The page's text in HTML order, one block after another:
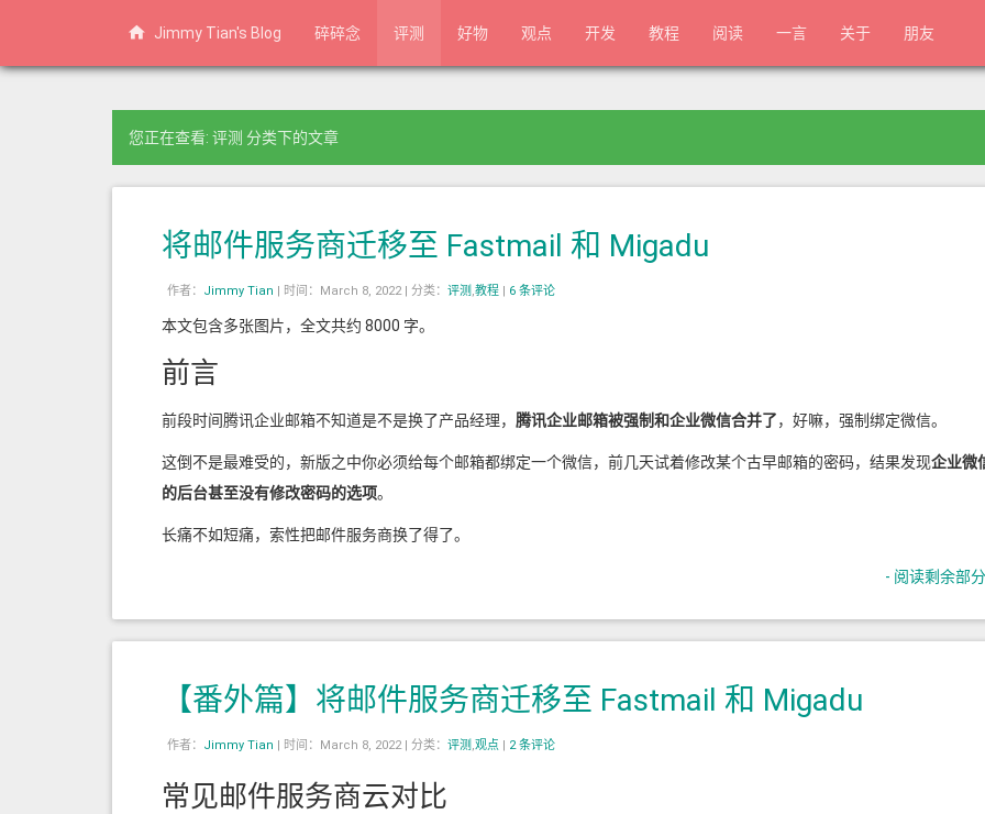
Jimmy Tian's Blog 碎碎念 评测 好物 观点 开发 教程 阅读 一言 关于 朋友
您正在查看: 评测 分类下的文章
将邮件服务商迁移至 Fastmail 和 Migadu
作者： Jimmy Tian | 时间：March 8, 2022 | 分类： 评测 ,教程 | 6 条评论
本文包含多张图片，全文共约 8000 字。
前言
前段时间腾讯企业邮箱不知道是不是换了产品经理， 腾讯企业邮箱被强制和企业微信合并了，好嘛，强制绑定微信。
这倒不是最难受的，新版之中你必须给每个邮箱都绑定一个微信，前几天试着修改某个古早邮箱的密码，结果发现企业微
的后台甚至没有修改密码的选项。
长痛不如短痛，索性把邮件服务商换了得了。
- 阅读剩余部
【番外篇】将邮件服务商迁移至 Fastmail 和 Migadu
作者： Jimmy Tian | 时间：March 8, 2022 | 分类： 评测 ,观点 | 2 条评论
常见邮件服务商云对比